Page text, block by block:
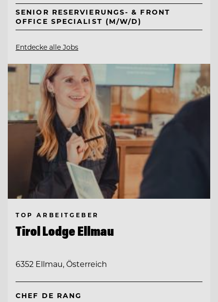
SENIOR RESERVIERUNGS- & FRONT
OFFICE SPECIALIST (M/W/D)
Entdecke alle Jobs
TOP ARBEITGEBER
Tirol Lodge Ellmau
6352 Ellmau, Österreich
CHEF DE RANG